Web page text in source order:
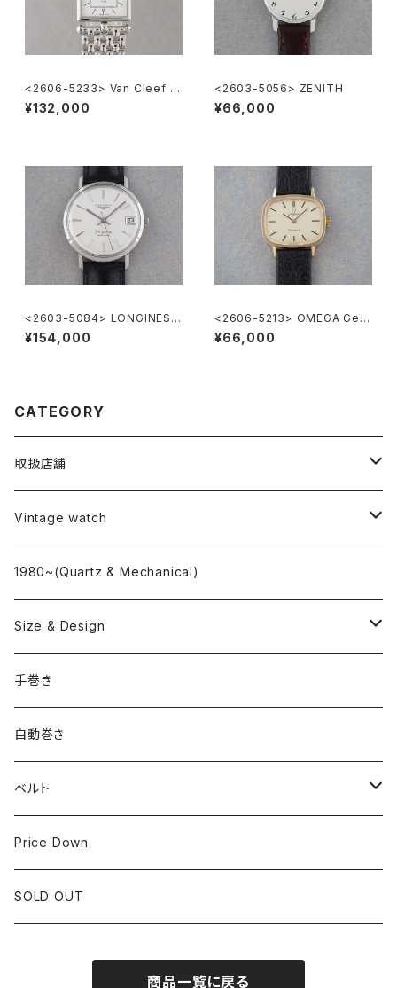
<2606-5233> Van Cleef &
Arpels Classique
¥132,000
<2603-5056> ZENITH
¥66,000
<2603-5084> LONGINES F
lagShip Cal.345
¥154,000
<2606-5213> OMEGA Gen
eve
¥66,000
CATEGORY
取扱店舗
L o'clock
"delve"
Vintage watch
海外ブランド
OMEGA
ROLEX
国産ブランド
SEIKO
CITIZEN
1980~(Quartz & Mechanical)
Size & Design
~24.9mm
25mm~29.9mm
30mm~34.9mm
35mm~39.9mm
40mm~
手巻き
自動巻き
ベルト
HIRSCHベルト
SSブレスレット
Price Down
SOLD OUT
商品一覧に戻る